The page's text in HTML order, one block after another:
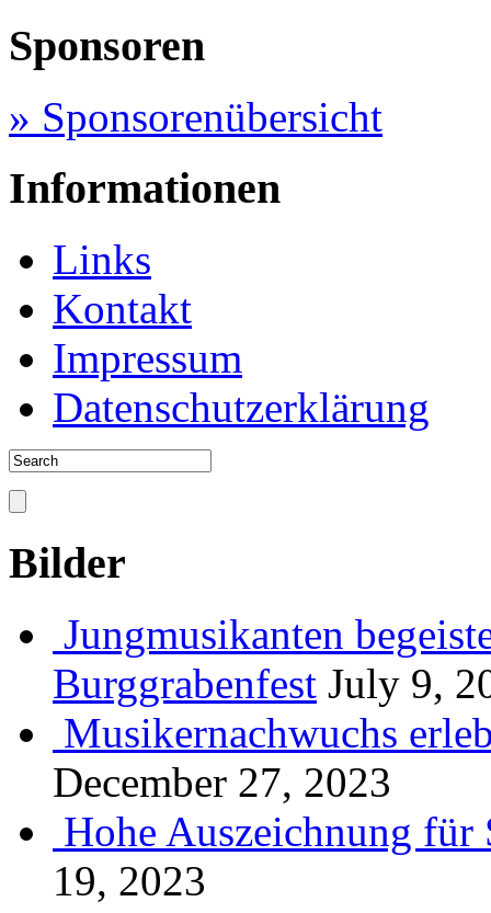
Sponsoren
» Sponsorenübersicht
Informationen
Links
Kontakt
Impressum
Datenschutzerklärung
Bilder
Jungmusikanten
Burggrabenfest July 9,
Musikernachwuchs
December 27, 2023
Hohe Auszeichnung für
19, 2023